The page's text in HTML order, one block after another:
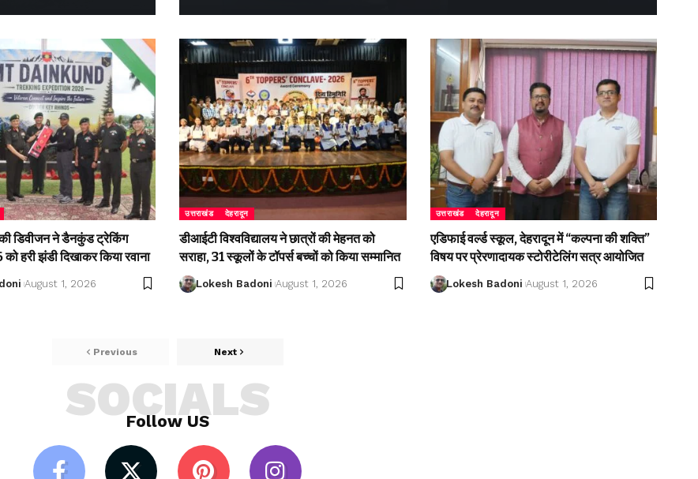
डिवीजन ने डैनकुंड ट्रेकिंग
हरी झंडी दिखाकर किया रवाना
August 1, 2026
उत्तराखंड देहरादून
डीआईटी विश्वविद्यालय ने छात्रों की मेहनत को
सराहा, 31 स्कूलों के टॉपर्स बच्चों को किया सम्मानित
Lokesh Badoni August 1, 2026
उत्तराखंड देहरादून
एडिफाई वर्ल्ड स्कूल, देहरादून में “कल्पना की शक्ति”
विषय पर प्रेरणादायक स्टोरीटेलिंग सत्र आयोजित
Lokesh Badoni August 1, 2026
Previous Next
Follow US
SOCIALS